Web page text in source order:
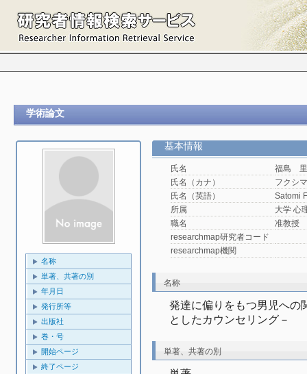
学術論文
名称
単著、共著の別
年月日
発行所等
出版社
巻・号
開始ページ
終了ページ
基本情報
氏名
福島
氏名（カナ）
フクシ
氏名（英語）
Satomi
所属
大学 心
職名
准教授
researchmap研究者コード
researchmap機関
名称
発達に偏りをもつ男児への
としたカウンセリング－
単著、共著の別